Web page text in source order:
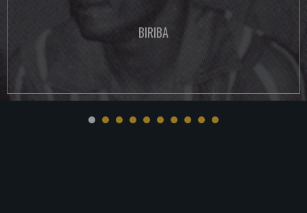
BIRIBA